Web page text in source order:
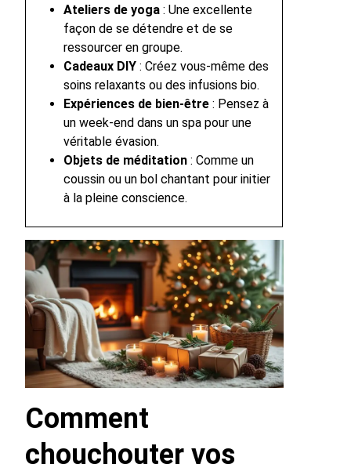
Ateliers de yoga : Une excellente
façon de se détendre et de se
ressourcer en groupe.
Cadeaux DIY : Créez vous-même des
soins relaxants ou des infusions bio.
Expériences de bien-être : Pensez à
un week-end dans un spa pour une
véritable évasion.
Objets de méditation : Comme un
coussin ou un bol chantant pour initier
à la pleine conscience.
Comment
chouchouter vos